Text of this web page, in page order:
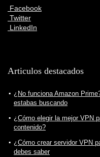
Facebook
Twitter
LinkedIn
Articulos destacados
¿No funciona Amazon
estabas buscando
¿Cómo elegir la mejor VPN
contenido?
¿Cómo crear servidor VPN
debes saber